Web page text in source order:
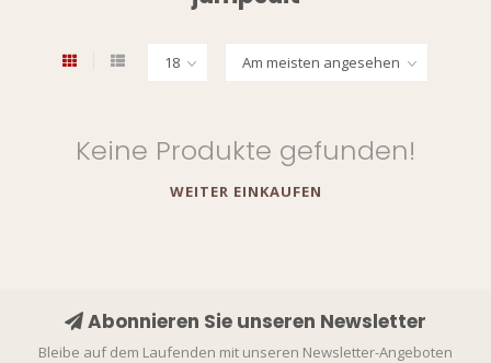
Keine Produkte gefunden!
WEITER EINKAUFEN
Abonnieren Sie unseren Newsletter
Bleibe auf dem Laufenden mit unseren Newsletter-Angeboten